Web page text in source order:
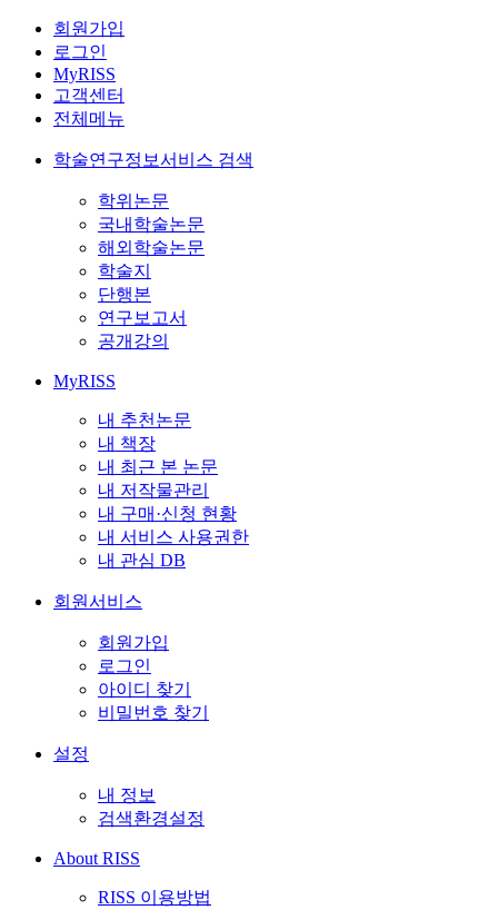
회원가입
로그인
MyRISS
고객센터
전체메뉴
학술연구정보서비스 검색
학위논문
국내학술논문
해외학술논문
학술지
단행본
연구보고서
공개강의
MyRISS
내 추천논문
내 책장
내 최근 본 논문
내 저작물관리
내 구매·신청 현황
내 서비스 사용권한
내 관심 DB
회원서비스
회원가입
로그인
아이디 찾기
비밀번호 찾기
설정
내 정보
검색환경설정
About RISS
RISS 이용방법